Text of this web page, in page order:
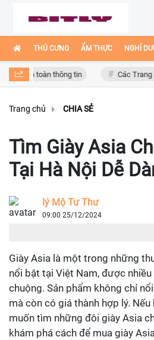
THÚ CƯNG ẨM THỰC NGHỈ
toàn thông tin Các Trang Web
Trang chủ CHIA SẺ
Tìm Giày Asia
Tại Hà Nội Dễ
lý Mộ Tư Thư
09:00 25/12/2024
Giày Asia là một trong những
nổi bật tại Việt Nam, được
chuộng. Sản phẩm không chỉ
mà còn có giá thành hợp lý.
muốn tìm những đôi giày Asia
khám phá cách để mua giày